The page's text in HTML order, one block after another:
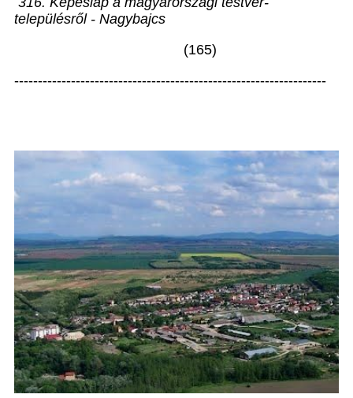
településről - Nagybajcs
(165)
------------------------------------------------------------------